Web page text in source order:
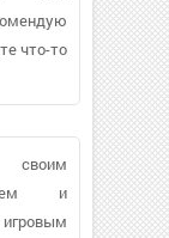
что-то
своим
и